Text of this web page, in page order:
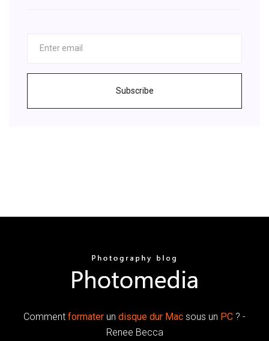
Subscribe
Comment formater un disque dur Mac sous un PC ? -
Renee Becca